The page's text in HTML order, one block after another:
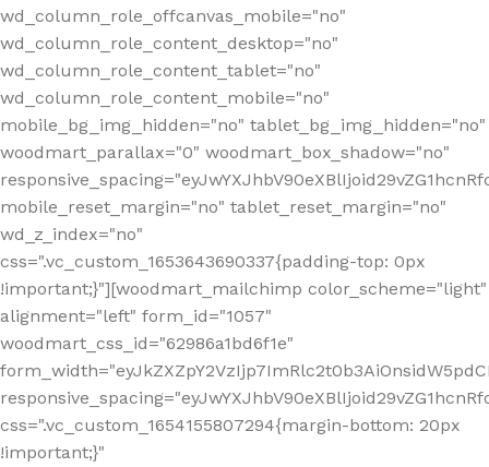
wd_column_role_offcanvas_mobile="no"
wd_column_role_content_desktop="no"
wd_column_role_content_tablet="no"
wd_column_role_content_mobile="no"
mobile_bg_img_hidden="no" tablet_bg_img_hidden="no"
woodmart_parallax="0" woodmart_box_shadow="no"
mobile_reset_margin="no" tablet_reset_margin="no"
wd_z_index="no"
css=".vc_custom_1653643690337{padding-top: 0px
!important;}"][woodmart_mailchimp color_scheme="light"
alignment="left" form_id="1057"
woodmart_css_id="62986a1bd6f1e"
css=".vc_custom_1654155807294{margin-bottom: 20px
!important;}"